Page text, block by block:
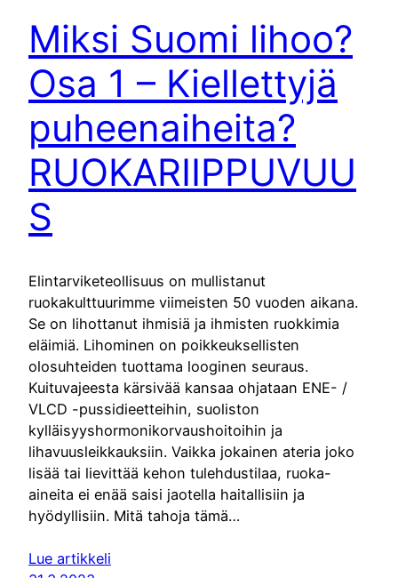
Miksi Suomi lihoo?
Osa 1 – Kiellettyjä
puheenaiheita?
RUOKARIIPPUVUU
S
Elintarviketeollisuus on mullistanut
ruokakulttuurimme viimeisten 50 vuoden aikana.
Se on lihottanut ihmisiä ja ihmisten ruokkimia
eläimiä. Lihominen on poikkeuksellisten
olosuhteiden tuottama looginen seuraus.
Kuituvajeesta kärsivää kansaa ohjataan ENE- /
VLCD -pussidieetteihin, suoliston
kylläisyyshormonikorvaushoitoihin ja
lihavuusleikkauksiin. Vaikka jokainen ateria joko
lisää tai lievittää kehon tulehdustilaa, ruoka-
aineita ei enää saisi jaotella haitallisiin ja
hyödyllisiin. Mitä tahoja tämä…
Lue artikkeli